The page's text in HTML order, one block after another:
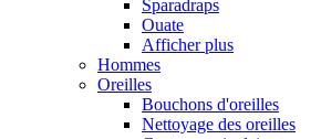
Sparadraps
Ouate
Afficher plus
Hommes
Oreilles
Bouchons d'oreilles
Nettoyage des oreilles